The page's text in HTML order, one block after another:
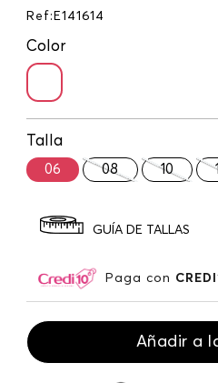
Ref : E141614
Color
Talla
06 08 10
GUÍA DE TALLAS
Paga con
Añadir a